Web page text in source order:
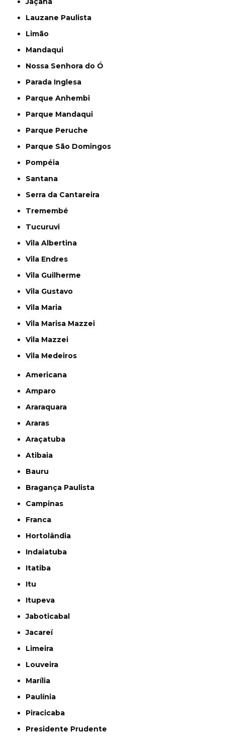
Lauzane Paulista
Limão
Mandaqui
Nossa Senhora do Ó
Parada Inglesa
Parque Anhembi
Parque Mandaqui
Parque Peruche
Parque São Domingos
Pompéia
Santana
Serra da Cantareira
Tremembé
Tucuruvi
Vila Albertina
Vila Endres
Vila Guilherme
Vila Gustavo
Vila Maria
Vila Marisa Mazzei
Vila Mazzei
Vila Medeiros
Americana
Amparo
Araraquara
Araras
Araçatuba
Atibaia
Bauru
Bragança Paulista
Campinas
Franca
Hortolândia
Indaiatuba
Itatiba
Itu
Itupeva
Jaboticabal
Jacareí
Limeira
Louveira
Marília
Paulínia
Piracicaba
Presidente Prudente